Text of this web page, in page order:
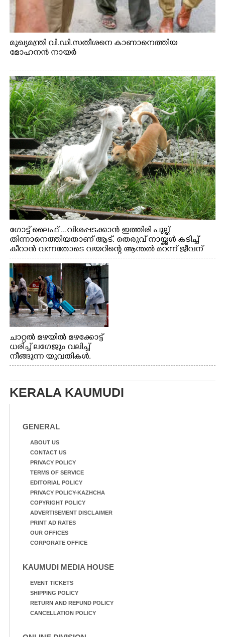
മുഖ്യമന്ത്രി വി.ഡി.സതീശനെ കാണാനെത്തിയ
മോഹനൻ നായർ
ഗോട്ട് ലൈഫ് ...വിശപ്പടക്കാൻ ഇത്തിരി പുല്ല്
തിന്നാനെത്തിയതാണ് ആട്. തെരുവ് നായ്ക്കൾ കടിച്ച്
കീറാൻ വന്നതോടെ വയറിന്റെ ആന്തൽ മറന്ന് ജീവന്
വേണ്ടിയായി ഓട്ടം. എറണാകുളം വാത്തുരുത്തിയിൽ
നിന്നുള്ള കാഴ്ച
ചാറ്റൽ മഴയിൽ മഴക്കോട്ട്
ധരിച്ച് ലഗേജും വലിച്ച്
നീങ്ങുന്ന യുവതികൾ.
എറണാകുളം മേനകയിൽ
KERALA KAUMUDI
GENERAL
ABOUT US
CONTACT US
PRIVACY POLICY
TERMS OF SERVICE
EDITORIAL POLICY
PRIVACY POLICY-KAZHCHA
COPYRIGHT POLICY
ADVERTISEMENT DISCLAIMER
PRINT AD RATES
OUR OFFICES
CORPORATE OFFICE
KAUMUDI MEDIA HOUSE
EVENT TICKETS
SHIPPING POLICY
RETURN AND REFUND POLICY
CANCELLATION POLICY